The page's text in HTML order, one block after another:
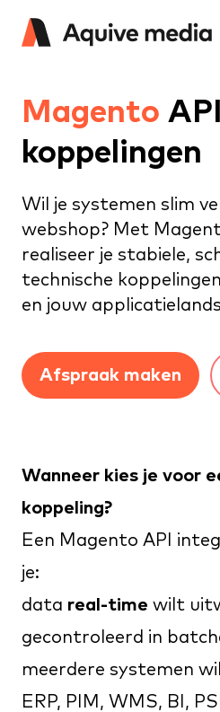
Magento API
koppelingen
Wil je systemen slim
webshop? Met
realiseer je stabiele,
technische
en jouw
Afspraak maken
Wanneer kies je voor
koppeling?
Een Magento API
je:
data real-time wilt
gecontroleerd in
meerdere systemen
ERP, PIM, WMS, BI,